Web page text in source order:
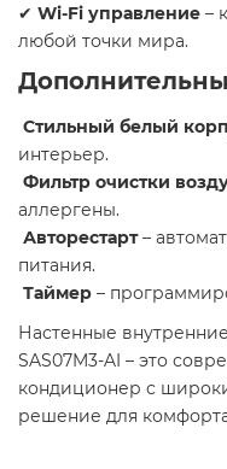
✔ Wi-Fi управление –
любой точки мира.
Стильный белый
интерьер.
Фильтр очистки
аллергены.
Авторестарт–
питания.
Таймер –
Настенные
SAS07M3-AI – это
кондиционер с
решение для